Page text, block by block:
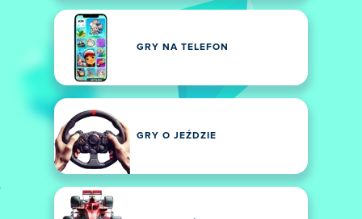
GRY NA TELEFON
GRY O JEŹDZIE